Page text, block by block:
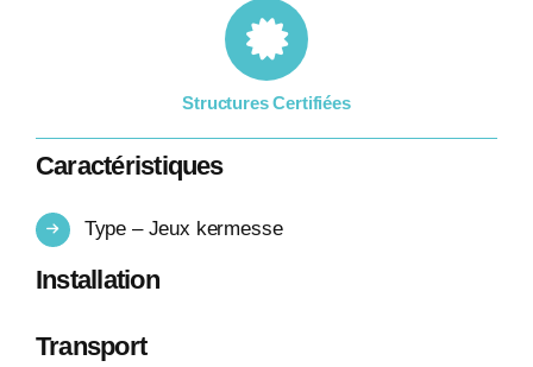
Structures Certifiées
Caractéristiques
Type – Jeux kermesse
Installation
Transport